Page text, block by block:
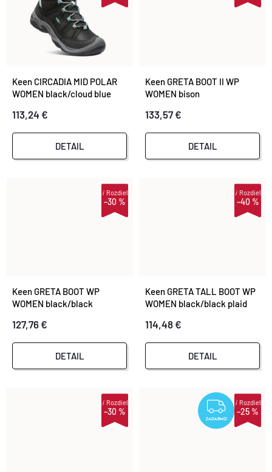
K
T
O
K
T
O
V
Keen CIRCADIA MID POLAR
WOMEN black/cloud blue
113,24 €
DETAIL
Keen GRETA BOOT II WP
WOMEN bison
133,57 €
DETAIL
–30 %
iRozdiel
Keen GRETA BOOT WP
WOMEN black/black
127,76 €
DETAIL
–40 %
iRozdiel
Keen GRETA TALL BOOT WP
WOMEN black/black plaid
114,48 €
DETAIL
–30 %
iRozdiel
ZADARMO
–25 %
iRozdiel